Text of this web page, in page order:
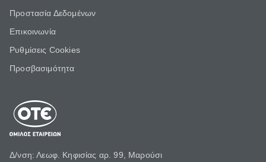
Προστασία Δεδομένων
Επικοινωνία
Ρυθμίσεις Cookies
Προσβασιμότητα
Δ/νση: Λεωφ. Κηφισίας αρ. 99, Μαρούσι